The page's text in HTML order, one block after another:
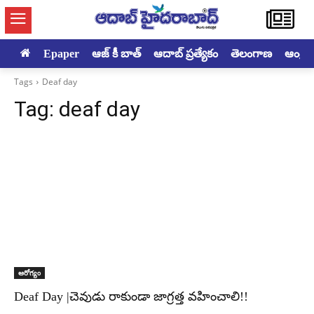
Epaper ఆజ్ కీ బాత్ ఆదాబ్ ప్రత్యేకం తెలంగాణ
Tags Deaf day
Tag: deaf day
ఆరోగ్యం
Deaf Day |చెవుడు రాకుండా జాగ్రత్త వహించాలి!!